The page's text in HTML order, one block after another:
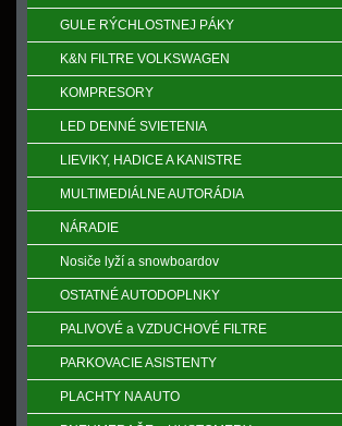
GULE RÝCHLOSTNEJ PÁKY
K&N FILTRE VOLKSWAGEN
KOMPRESORY
LED DENNÉ SVIETENIA
LIEVIKY, HADICE A KANISTRE
MULTIMEDIÁLNE AUTORÁDIA
NÁRADIE
Nosiče lyží a snowboardov
OSTATNÉ AUTODOPLNKY
PALIVOVÉ a VZDUCHOVÉ FILTRE
PARKOVACIE ASISTENTY
PLACHTY NA AUTO